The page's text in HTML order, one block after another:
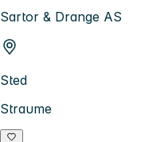
Sartor & Drange AS
Sted
Straume